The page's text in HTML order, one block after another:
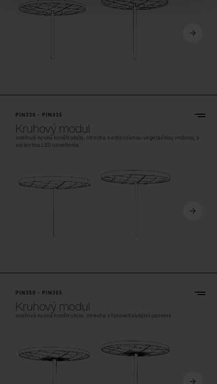
PIN330 - PIN335
Kruhový modul
oceľová nosná konštrukcia, strecha s extenzívnou vegetačnou vrstvou, s
variantou LED osvetlenia
PIN350 - PIN355
Kruhový modul
oceľová nosná konštrukcia, strecha s fotovoltaickými panelmi